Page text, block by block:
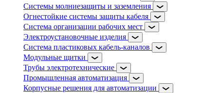
Системы молниезащиты и заземления
Огнестойкие системы защиты кабеля
Система организации рабочих мест
Электроустановочные изделия
Система пластиковых кабель-каналов
Модульные щитки
Трубы электротехнические
Промышленная автоматизация
Корпусные решения для автоматизации